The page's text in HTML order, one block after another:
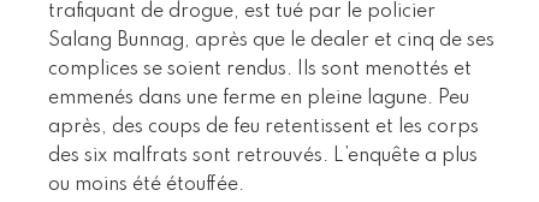
trafiquant de drogue, est tué par le policier
Salang Bunnag, après que le dealer et cinq de ses
complices se soient rendus. Ils sont menottés et
emmenés dans une ferme en pleine lagune. Peu
après, des coups de feu retentissent et les corps
des six malfrats sont retrouvés. L’enquête a plus
ou moins été étouffée.